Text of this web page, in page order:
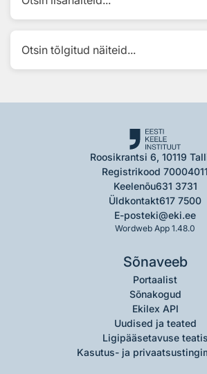
Otsin tõlgitud näiteid...
Roosikrantsi 6, 10119
Registrikood 70004011
Keelenõu631 3731
Üldkontakt617 7500
E-posteki@eki.ee
Wordweb App 1.48.0
Sõnaveeb
Portaalist
Sõnakogud
Ekilex API
Uudised ja teated
Ligipääsetavuse teatis
Kasutus- ja